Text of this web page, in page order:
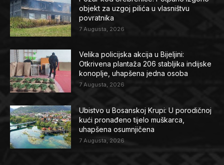
objekt za uzgoj pilića u vlasništvu
povratnika
7 Augusta, 2026
Velika policijska akcija u Bijeljini:
Otkrivena plantaža 206 stabljika indijske
konoplje, uhapšena jedna osoba
7 Augusta, 2026
Ubistvo u Bosanskoj Krupi: U porodičnoj
kući pronađeno tijelo muškarca,
uhapšena osumnjičena
7 Augusta, 2026